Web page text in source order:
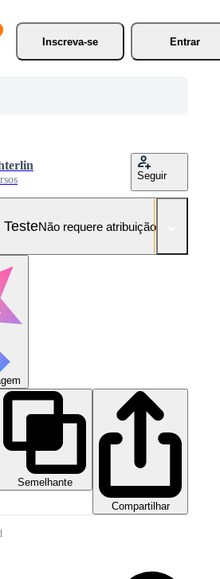
Inscreva-se
Entrar
Seguir
Não requere atribuição!
Semelhante
Compartilhar